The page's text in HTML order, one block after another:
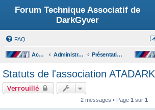
Forum Technique Associatif de
DarkGyver
FAQ
Accueil du forum Administration, présentation forum et association Présentation de l'association ATADARK
Statuts de l'association ATADARK
Verrouillé
2 messages • Page 1 sur 1